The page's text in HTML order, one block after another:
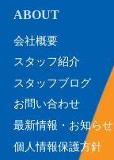
会社概要
スタッフ紹介
スタッフブログ
お問い合わせ
最新情報・お知らせ
個人情報保護方針